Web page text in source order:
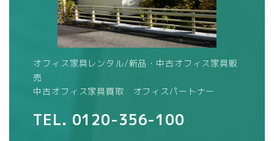
オフィス家具レンタル/新品・中古オフィス家具販
売
中古オフィス家具買取 オフィスパートナー
TEL. 0120-356-100